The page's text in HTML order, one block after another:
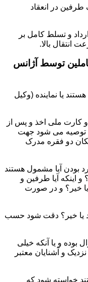
در انعقاد
و تسلط کامل بر
انتقال بالا.
توسط آژانس
یا نماینده (وکیل
کارت ملی اخذ و پس از
توصیه می شود جهت
دو فقره مدرک
بودن آیا مشمول هستند
و اینکه آیا طرفین و
خیر؟ و در صورت
یا خیر؟ دقت شود حسب
بوده و یا آنکه خیلی
و آشنایان معتبر
خواسته شود که